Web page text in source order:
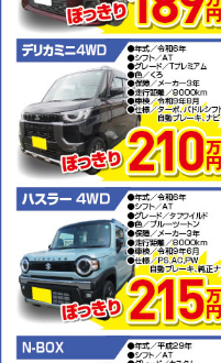
2022.03.22 NEWS
2022.02.01 EVENT
2022.02.01 NEWS
2021.10.15 EVENT
2021.10.15 NEWS
2021.03.20 EVENT
2021.03.20 NEWS
2020.10.16 EVENT
2020.10.16 NEWS